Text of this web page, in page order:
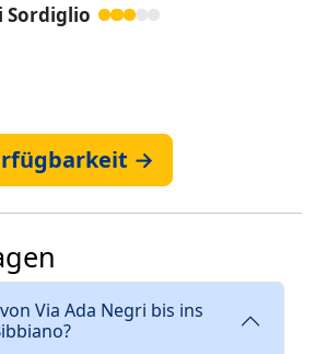
Sordiglio
→
Via Ada Negri bis ins